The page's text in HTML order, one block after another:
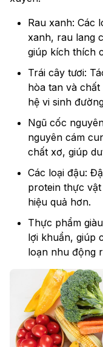
Rau xanh: Các
xanh, rau lang
giúp kích thích
Trái cây tươi:
hòa tan và
hệ vi sinh
Ngũ cốc
nguyên cám
chất xơ, giúp
Các loại đậu:
protein thực
hiệu quả hơn.
Thực phẩm
lợi khuẩn, giúp
loạn nhu động